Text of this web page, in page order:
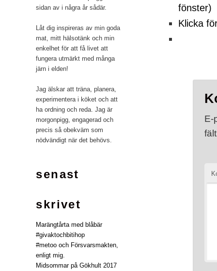
fönster)
Klicka
E-
sidan av i några år sådär.
Låt dig inspireras av min goda
mat, mitt hälsotänk och min
enkelhet för att få livet att
fungera utmärkt med många
järn i elden!
Jag älskar att träna, planera,
experimentera i köket och att
ha ordning och reda. Jag är
morgonpigg, engagerad och
precis så obekväm som
nödvändigt när det behövs.
senast
skrivet
Marängtårta med blåbär
#givaktochbitihop
#metoo och Försvarsmakten,
enligt mig.
Midsommar på Gökhult 2017